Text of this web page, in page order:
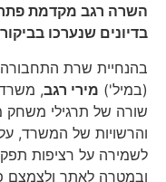
השרה רגב מקדמת
בדיונים שנערכו
בהנחיית שרת
(במיל') מירי רגב,
שורה של תרגילי
והרשויות של המשרד,
לשמירה על רציפות
ובמטרה לאתר ולצמצם